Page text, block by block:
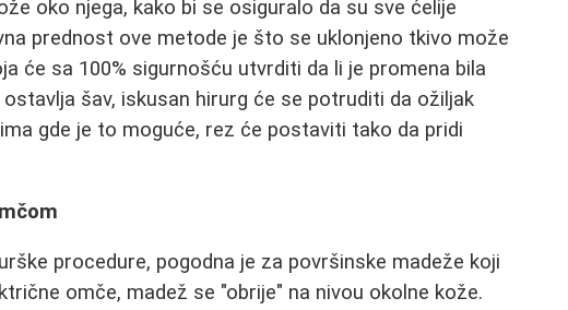
oko njega, kako bi se osiguralo da su sve ćelije
prednost ove metode je što se uklonjeno tkivo može
će sa 100% sigurnošću utvrditi da li je promena bila
šav, iskusan hirurg će se potruditi da ožiljak
gde je to moguće, rez će postaviti tako da pridi
procedure, pogodna je za površinske madeže koji
omče, madež se "obrije" na nivou okolne kože.